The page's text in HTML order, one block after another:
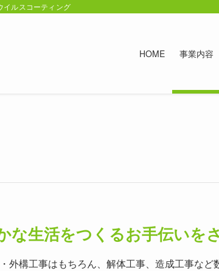
イルスコーティング
HOME 事業内容
な生活をつくるお手伝いを
外構工事はもちろん、解体工事、造成工事など